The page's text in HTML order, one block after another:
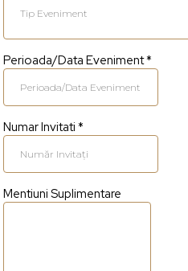
Tip Eveniment
Perioada/Data Eveniment*
Numar Invitati *
Mentiuni Suplimentare